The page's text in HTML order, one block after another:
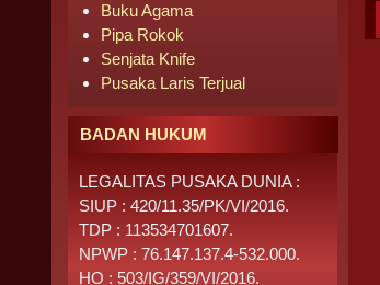
Buku Agama
Pipa Rokok
Senjata Knife
Pusaka Laris Terjual
BADAN HUKUM
LEGALITAS PUSAKA DUNIA :
SIUP : 420/11.35/PK/VI/2016.
TDP : 113534701607.
NPWP : 76.147.137.4-532.000.
HO : 503/IG/359/VI/2016.